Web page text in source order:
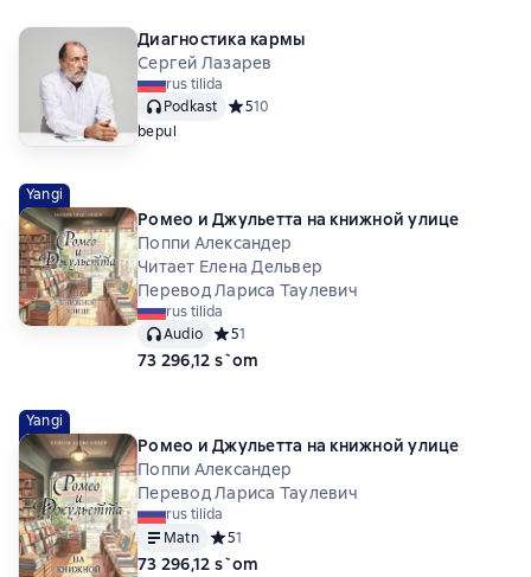
Диагностика кармы
Сергей Лазарев
rus tilida
Podkast
Средний рейтинг 5 на основе 10 оценок
510
bepul
Yangi
Ромео и Джульетта на книжной улице
Поппи Александер
Читает Елена Дельвер
Перевод Лариса Таулевич
rus tilida
Audio
Средний рейтинг 5 на основе 1 оценок
51
73 296,12 s`om
Yangi
Ромео и Джульетта на книжной улице
Поппи Александер
Перевод Лариса Таулевич
rus tilida
Matn
Средний рейтинг 5 на основе 1 оценок
51
73 296,12 s`om